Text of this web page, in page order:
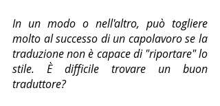
In un modo o nell'altro, può togliere
molto al successo di un capolavoro se la
traduzione non è capace di "riportare" lo
stile. È difficile trovare un buon
traduttore?